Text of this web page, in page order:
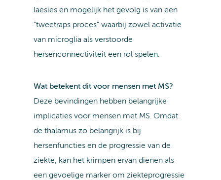
laesies en mogelijk het gevolg is van een
"tweetraps proces" waarbij zowel activatie
van microglia als verstoorde
hersenconnectiviteit een rol spelen.
Wat betekent dit voor mensen met MS?
Deze bevindingen hebben belangrijke
implicaties voor mensen met MS. Omdat
de thalamus zo belangrijk is bij
hersenfuncties en de progressie van de
ziekte, kan het krimpen ervan dienen als
een gevoelige marker om ziekteprogressie